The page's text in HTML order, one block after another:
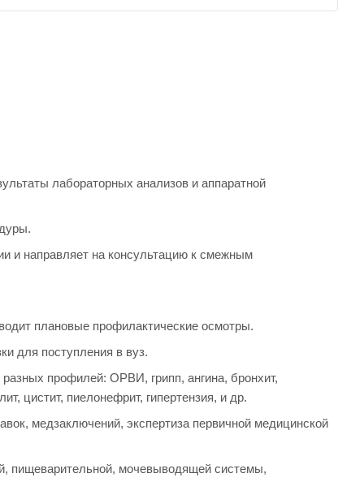
лабораторных анализов и аппаратной
и направляет на консультацию к смежным
плановые профилактические осмотры.
для поступления в вуз.
профилей: ОРВИ, грипп, ангина, бронхит,
цистит, пиелонефрит, гипертензия, и др.
медзаключений, экспертиза первичной медицинской
пищеварительной, мочевыводящей системы,